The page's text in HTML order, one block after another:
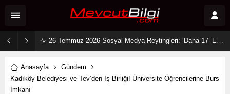
26 Temmuz 2026 Sosyal Medya Reytingleri: ‘Daha 17’ Ekranları ve Dijitali Nasıl Fethetti?
Anasayfa
Gündem
Kadıköy Belediyesi ve Tev’den İş Birliği! Üniversite Öğrencilerine Burs
İmkanı